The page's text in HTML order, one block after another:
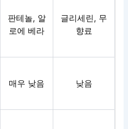
판테놀, 알
로에 베라
글리세린, 무
향료
매우 낮음 낮음